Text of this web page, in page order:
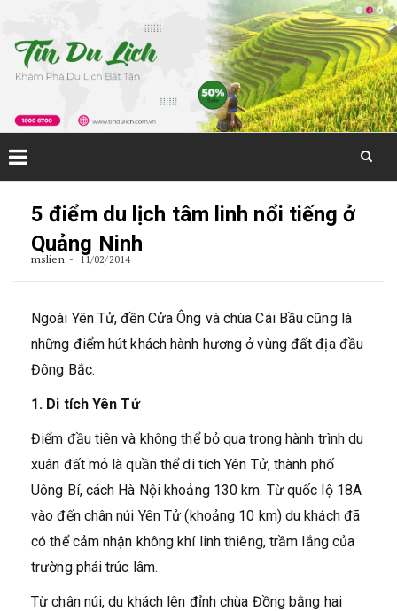
5 điểm du lịch tâm linh nổi tiếng ở
Quảng Ninh
mslien 11/02/2014
Ngoài Yên Tử, đền Cửa Ông và chùa Cái Bầu cũng là
những điểm hút khách hành hương ở vùng đất địa đầu
Đông Bắc.
1. Di tích Yên Tử
Điểm đầu tiên và không thể bỏ qua trong hành trình du
xuân đất mỏ là quần thể di tích Yên Tử, thành phố
Uông Bí, cách Hà Nội khoảng 130 km. Từ quốc lộ 18A
vào đến chân núi Yên Tử (khoảng 10 km) du khách đã
có thể cảm nhận không khí linh thiêng, trầm lắng của
trường phái trúc lâm.
Từ chân núi, du khách lên đỉnh chùa Đồng bằng hai